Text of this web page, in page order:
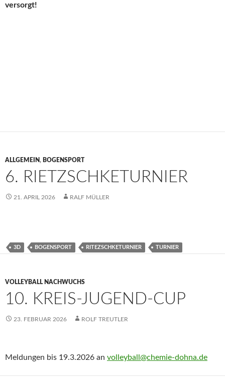
versorgt!
ALLGEMEIN, BOGENSPORT
6. RIETZSCHKETURNIER
21. APRIL 2026 RALF MÜLLER
3D BOGENSPORT RITEZSCHKETURNIER TURNIER
VOLLEYBALL NACHWUCHS
10. KREIS-JUGEND-CUP
23. FEBRUAR 2026 ROLF TREUTLER
Meldungen bis 19.3.2026 an volleyball@chemie-dohna.de